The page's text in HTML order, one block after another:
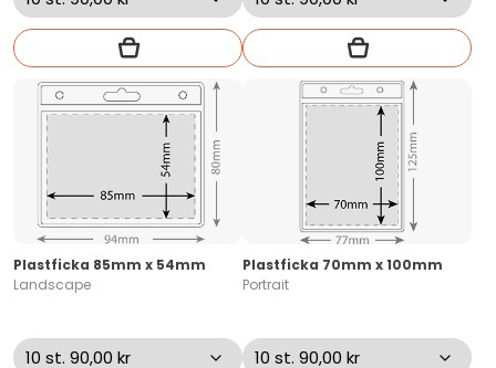
Plastficka 85mm x 54mm
Landscape
Plastficka 70mm x 100mm
Portrait